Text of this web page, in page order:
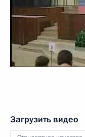
Загрузить видео